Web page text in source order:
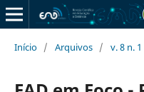
Início / Arquivos / v. 8 n.